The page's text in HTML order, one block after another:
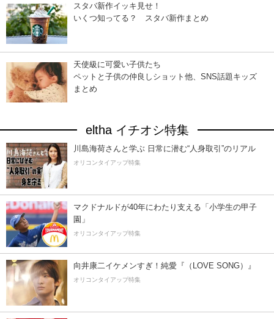
スタバ新作イッキ見せ！
いくつ知ってる？ スタバ新作まとめ
天使級に可愛い子供たち
ペットと子供の仲良しショット他、SNS話題キッズ
まとめ
eltha イチオシ特集
川島海荷さんと学ぶ 日常に潜む“人身取引”のリアル
オリコンタイアップ特集
マクドナルドが40年にわたり支える「小学生の甲子
園」
オリコンタイアップ特集
向井康二イケメンすぎ！純愛『（LOVE SONG）』
オリコンタイアップ特集